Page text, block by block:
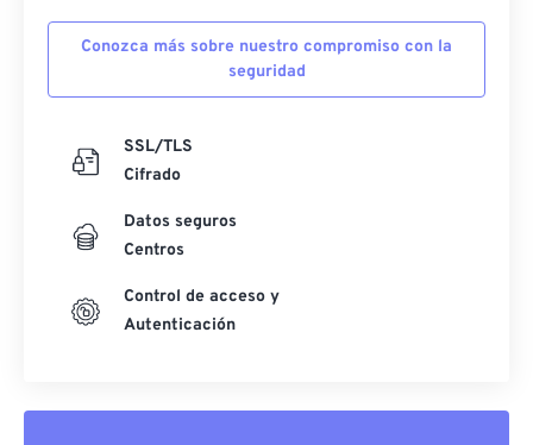
Conozca más sobre nuestro compromiso con la
seguridad
SSL/TLS
Cifrado
Datos seguros
Centros
Control de acceso y
Autenticación